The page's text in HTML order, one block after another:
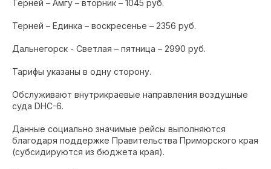
Терней – Амгу – вторник – 1045 руб.
Терней – Единка – воскресенье – 2356 руб.
Дальнегорск - Светлая – пятница – 2990 руб.
Тарифы указаны в одну сторону.
Обслуживают внутрикраевые направления воздушные
суда DHC-6.
Данные социально значимые рейсы выполняются
благодаря поддержке Правительства Приморского края
(субсидируются из бюджета края).